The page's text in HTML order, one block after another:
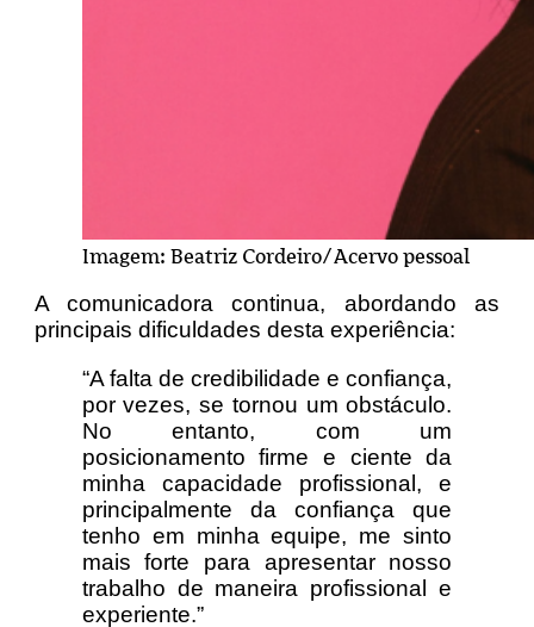
Imagem: Beatriz Cordeiro/Acervo pessoal
A comunicadora continua, abordando as
principais dificuldades desta experiência:
“A falta de credibilidade e confiança,
por vezes, se tornou um obstáculo.
No entanto, com um
posicionamento firme e ciente da
minha capacidade profissional, e
principalmente da confiança que
tenho em minha equipe, me sinto
mais forte para apresentar nosso
trabalho de maneira profissional e
experiente.”